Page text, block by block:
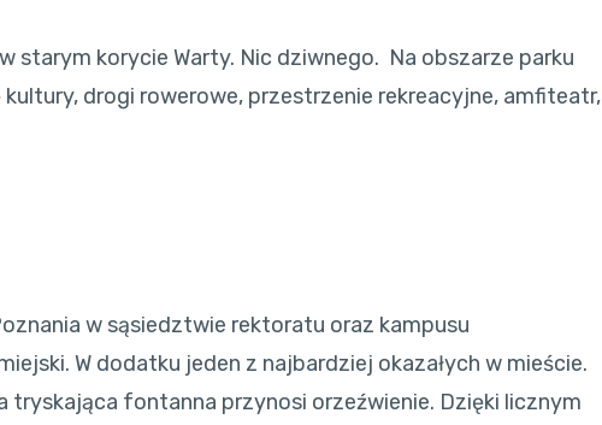
starym korycie Warty. Nic dziwnego. Na obszarze parku
drogi rowerowe, przestrzenie rekreacyjne, amfiteatr,
w sąsiedztwie rektoratu oraz kampusu
W dodatku jeden z najbardziej okazałych w mieście.
tryskająca fontanna przynosi orzeźwienie. Dzięki licznym